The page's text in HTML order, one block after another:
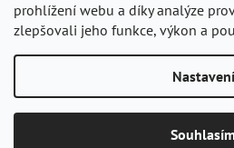
prohlížení webu a díky analýze
zlepšovali jeho funkce, výkon a
Nastavení
Souhlasím
Copyright 2026ItalyShop.cz.
nastavení